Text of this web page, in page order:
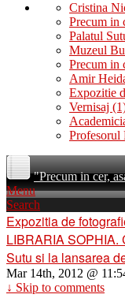
Cristina
Precum in
Palatul
Muzeul
Precum in
Amir
Expozitie
Vernisaj
Profesorul
"Precum in cer,
Menu
Search
Expozitia de
LIBRARIA SOPHIA.
Sutu si la lansarea
Mar 14th, 2012 @
↓ Skip to comments